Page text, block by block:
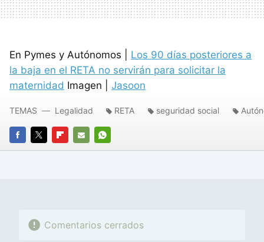
En Pymes y Autónomos | Los 90 días posteriores a
la baja en el RETA no servirán para solicitar la
maternidad Imagen | Jasoon
FACEBOOK
TWITTERFLIPBOARD
E-
WHATSAPP
TEMAS Legalidad RETA seguridad social
Comentarios cerrados